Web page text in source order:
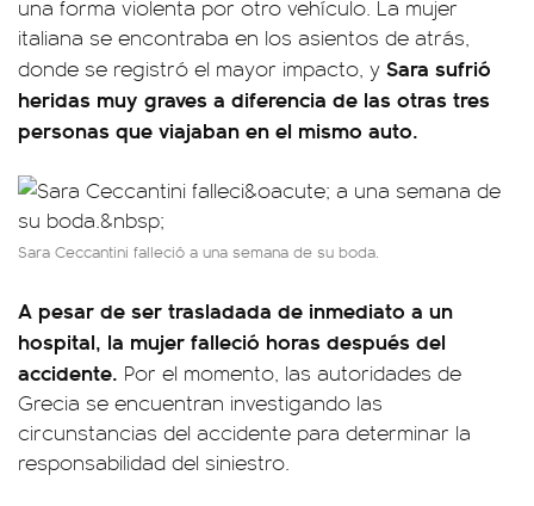
una forma violenta por otro vehículo. La mujer
italiana se encontraba en los asientos de atrás,
donde se registró el mayor impacto, y Sara sufrió
heridas muy graves a diferencia de las otras tres
personas que viajaban en el mismo auto.
Sara Ceccantini falleció a una semana de su boda.
A pesar de ser trasladada de inmediato a un
hospital, la mujer falleció horas después del
accidente. Por el momento, las autoridades de
Grecia se encuentran investigando las
circunstancias del accidente para determinar la
responsabilidad del siniestro.